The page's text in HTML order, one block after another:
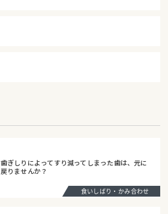
歯ぎしりによってすり減ってしまった歯は、元に
戻りませんか？
食いしばり・かみ合わせ